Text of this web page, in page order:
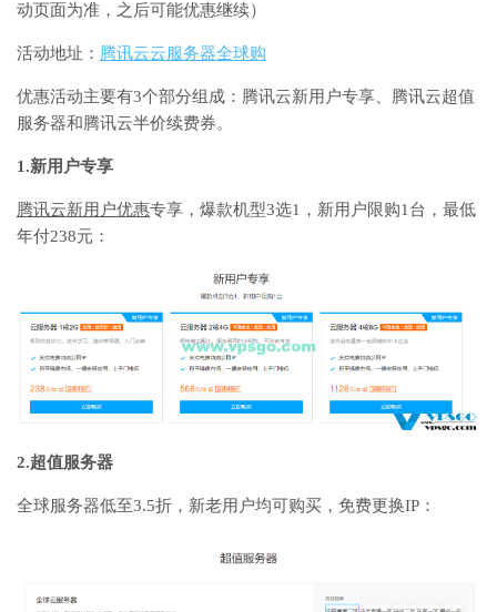
动页面为准，之后可能优惠继续）
活动地址： 腾讯云云服务器全球购
优惠活动主要有3个部分组成：腾讯云新用户专享、腾讯云超值
服务器和腾讯云半价续费券。
1.新用户专享
腾讯云新用户优惠专享，爆款机型3选1，新用户限购1台，最低
年付238元：
2.超值服务器
全球服务器低至3.5折，新老用户均可购买，免费更换IP：